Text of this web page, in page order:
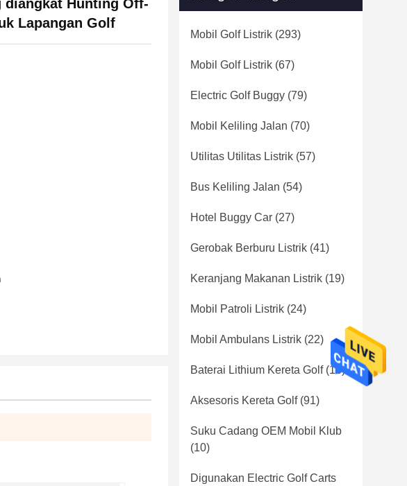
diangkat Hunting Off-
Lapangan Golf
Mobil Golf Listrik (293)
Mobil Golf Listrik (67)
Electric Golf Buggy (79)
Mobil Keliling Jalan (70)
Utilitas Utilitas Listrik (57)
Bus Keliling Jalan (54)
Hotel Buggy Car (27)
Gerobak Berburu Listrik (41)
Keranjang Makanan Listrik (19)
Mobil Patroli Listrik (24)
Mobil Ambulans Listrik (22)
Baterai Lithium Kereta Golf(16)
Aksesoris Kereta Golf(91)
Suku Cadang OEM Mobil Klub
(10)
Digunakan Electric Golf Carts